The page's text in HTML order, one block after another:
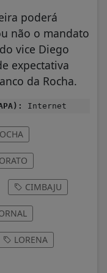
poderá
não o mandato
vice Diego
expectativa
da Rocha.
Internet
CIMBAJU
LORENA